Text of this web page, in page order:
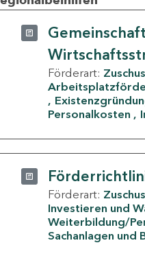
Förderart:
Personalkosten
Förderart:
Investieren und
Weiterbildung/
Sachanlagen und